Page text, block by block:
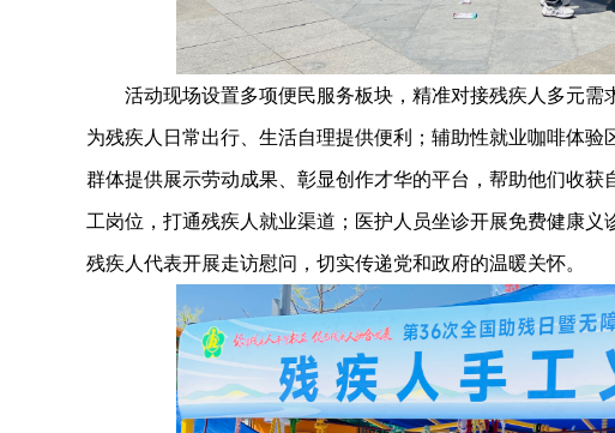
活动现场设置多项便民服务板块，精准对接残疾人多元需
为残疾人日常出行、生活自理提供便利；辅助性就业咖啡体
群体提供展示劳动成果、彰显创作才华的平台，帮助他们收
工岗位，打通残疾人就业渠道；医护人员坐诊开展免费健康
残疾人代表开展走访慰问，切实传递党和政府的温暖关怀。